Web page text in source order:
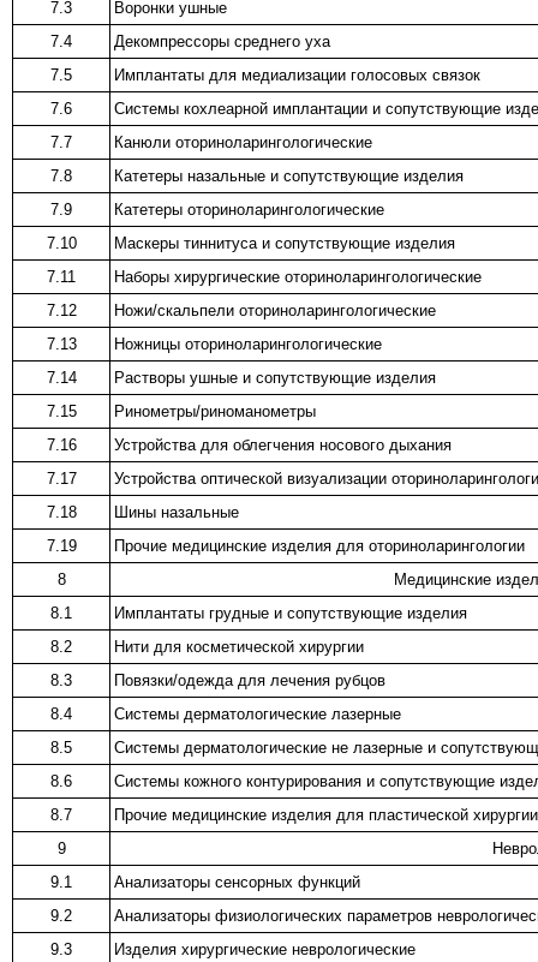
7.3
Воронки ушные
7.4
Декомпрессоры среднего уха
7.5
Имплантаты для медиализации голосовых связок
7.6
Системы кохлеарной имплантации и сопутствующие
7.7
Канюли оториноларингологические
7.8
Катетеры назальные и сопутствующие изделия
7.9
Катетеры оториноларингологические
7.10
Маскеры тиннитуса и сопутствующие изделия
7.11
Наборы хирургические оториноларингологические
7.12
Ножи/скальпели оториноларингологические
7.13
Ножницы оториноларингологические
7.14
Растворы ушные и сопутствующие изделия
7.15
Ринометры/риноманометры
7.16
Устройства для облегчения носового дыхания
7.17
Устройства оптической визуализации
7.18
Шины назальные
7.19
Прочие медицинские изделия для оториноларингологии
8
Медицинские
8.1
Имплантаты грудные и сопутствующие изделия
8.2
Нити для косметической хирургии
8.3
Повязки/одежда для лечения рубцов
8.4
Системы дерматологические лазерные
8.5
Системы дерматологические не лазерные и
8.6
Системы кожного контурирования и сопутствующие
8.7
Прочие медицинские изделия для пластической
9
9.1
Анализаторы сенсорных функций
9.2
Анализаторы физиологических параметров
9.3
Изделия хирургические неврологические